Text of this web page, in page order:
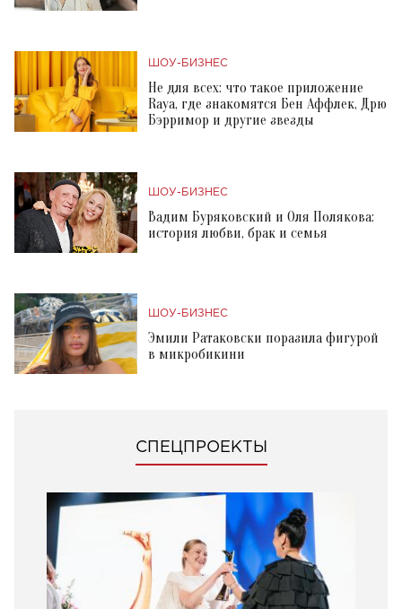
ШОУ-БИЗНЕС
Не для всех: что такое приложение
Raya, где знакомятся Бен Аффлек, Дрю
Бэрримор и другие звезды
ШОУ-БИЗНЕС
Вадим Буряковский и Оля Полякова:
история любви, брак и семья
ШОУ-БИЗНЕС
Эмили Ратаковски поразила фигурой
в микробикини
СПЕЦПРОЕКТЫ